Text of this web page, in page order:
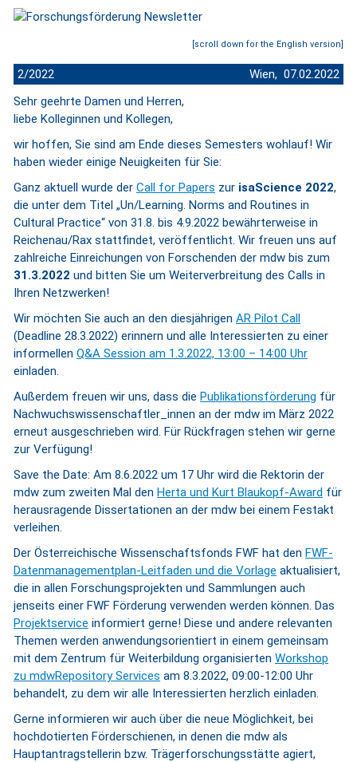
[scroll down for the English version]
2/2022
Wien, 07.02.2022
Sehr geehrte Damen und Herren,
liebe Kolleginnen und Kollegen,
wir hoffen, Sie sind am Ende dieses Semesters wohlauf! Wir
haben wieder einige Neuigkeiten für Sie:
Ganz aktuell wurde der Call for Papers zur isaScience 2022,
die unter dem Titel „Un/Learning. Norms and Routines in
Cultural Practice“ von 31.8. bis 4.9.2022 bewährterweise in
Reichenau/Rax stattfindet, veröffentlicht. Wir freuen uns auf
zahlreiche Einreichungen von Forschenden der mdw bis zum
31.3.2022 und bitten Sie um Weiterverbreitung des Calls in
Ihren Netzwerken!
Wir möchten Sie auch an den diesjährigen AR Pilot Call
(Deadline 28.3.2022) erinnern und alle Interessierten zu einer
informellen Q&A Session am 1.3.2022, 13:00 – 14:00 Uhr
einladen.
Außerdem freuen wir uns, dass die Publikationsförderung für
Nachwuchswissenschaftler_innen an der mdw im März 2022
erneut ausgeschrieben wird. Für Rückfragen stehen wir gerne
zur Verfügung!
Save the Date: Am 8.6.2022 um 17 Uhr wird die Rektorin der
mdw zum zweiten Mal den Herta und Kurt Blaukopf-Award für
herausragende Dissertationen an der mdw bei einem Festakt
verleihen.
Der Österreichische Wissenschaftsfonds FWF hat den FWF-
Datenmanagementplan-Leitfaden und die Vorlage aktualisiert,
die in allen Forschungsprojekten und Sammlungen auch
jenseits einer FWF Förderung verwenden werden können. Das
Projektservice informiert gerne! Diese und andere relevanten
Themen werden anwendungsorientiert in einem gemeinsam
mit dem Zentrum für Weiterbildung organisierten Workshop
zu mdwRepository Services am 8.3.2022, 09:00-12:00 Uhr
behandelt, zu dem wir alle Interessierten herzlich einladen.
Gerne informieren wir auch über die neue Möglichkeit, bei
hochdotierten Förderschienen, in denen die mdw als
Hauptantragstellerin bzw. Trägerforschungsstätte agiert,